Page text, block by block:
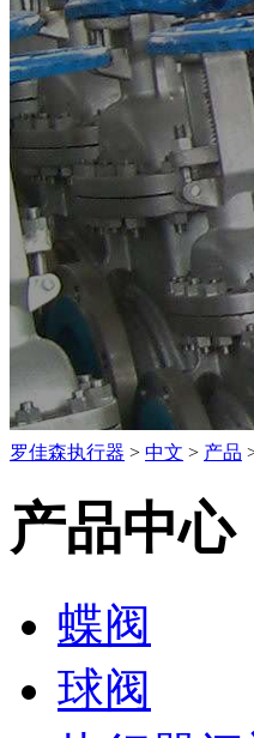
罗佳森执行器 > 中文 > 产品
产品中心
蝶阀
球阀